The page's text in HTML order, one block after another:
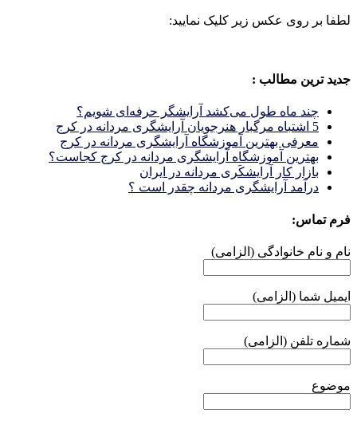
لطفا بر روی عکس زیر کلیک نمایید:
جدید ترین مطالب :
چند ماه طول می‌کشد آرایشگر حرفه‌ای شویم؟
5 اشتباه مرگبار هنرجویان آرایشگری مردانه در کرج
معرفی بهترین آموزشگاه آرایشگری مردانه در کرج
بهترین آموزشگاه آرایشگری مردانه در کرج کجاست؟
بازار كار آرايشكَرى مردانه در ايران
درآمد آرایشگری مردانه چقدر است ؟
فرم تماس:
نام و نام خانوادگی (الزامی)
ایمیل شما (الزامی)
شماره تلفن (الزامی)
موضوع